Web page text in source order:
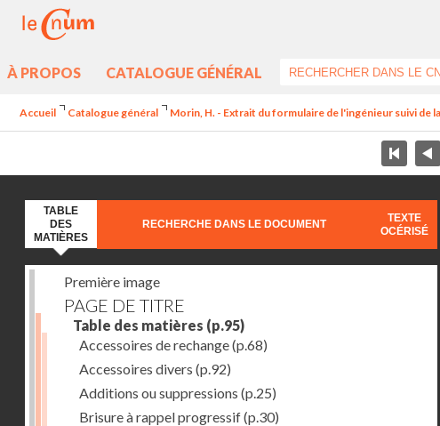
À PROPOS CATALOGUE GÉNÉRAL
Accueil Catalogue général Morin, H. - Extrait du formulaire de l'ingénieur suivi de
TABLE
DES
MATIÈRES
RECHERCHE DANS LE DOCUMENT
TEXTE
OCÉRISÉ
Première image
PAGE DE TITRE
Table des matières (p.95)
Accessoires de rechange(p.68)
Accessoires divers (p.92)
Additions ou suppressions (p.25)
Brisure à rappel progressif(p.30)